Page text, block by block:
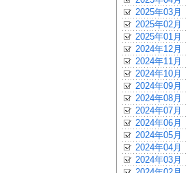
2025年03月
2025年02月
2025年01月
2024年12月
2024年11月
2024年10月
2024年09月
2024年08月
2024年07月
2024年06月
2024年05月
2024年04月
2024年03月